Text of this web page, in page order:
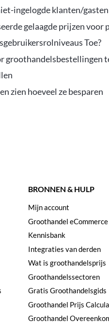
ingelogde klanten/gasten
gelaagde prijzen
Toe?
groothandelsbestellingen
zien hoeveel ze besparen
BRONNEN & HULP
Mijn account
Groothandel
Kennisbank
Integraties van derden
Wat is groothandelsprijs
Groothandelssectoren
Gratis Groothandelsgids
Groothandel Prijs
Groothandel